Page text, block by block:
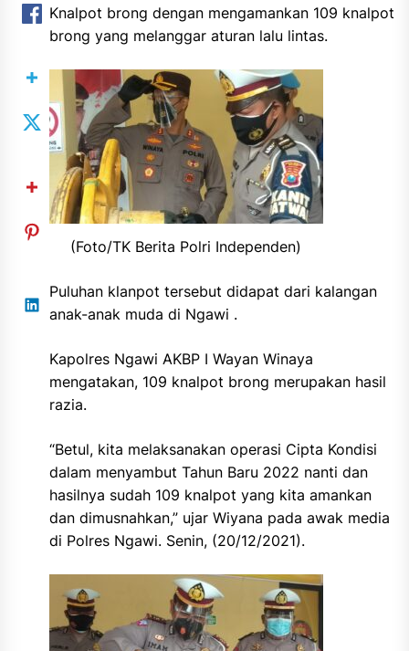
Knalpot brong dengan mengamankan 109 knalpot
brong yang melanggar aturan lalu lintas.
(Foto/TK Berita Polri Independen)
Puluhan klanpot tersebut didapat dari kalangan
anak-anak muda di Ngawi .
Kapolres Ngawi AKBP I Wayan Winaya
mengatakan, 109 knalpot brong merupakan hasil
razia.
“Betul, kita melaksanakan operasi Cipta Kondisi
dalam menyambut Tahun Baru 2022 nanti dan
hasilnya sudah 109 knalpot yang kita amankan
dan dimusnahkan,” ujar Wiyana pada awak media
di Polres Ngawi. Senin, (20/12/2021).